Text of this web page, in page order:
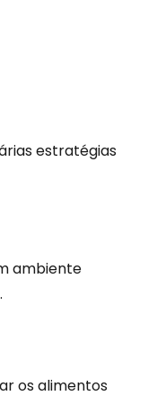
estratégias
ambiente
os alimentos